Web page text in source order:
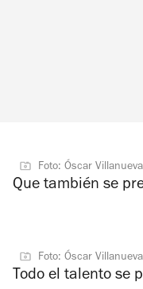
Foto: Óscar Villanueva
Que también se
Foto: Óscar Villanueva
Todo el talento se